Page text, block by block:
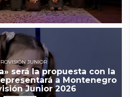
JUNIOR
será la propuesta con la
a Montenegro
Junior 2026